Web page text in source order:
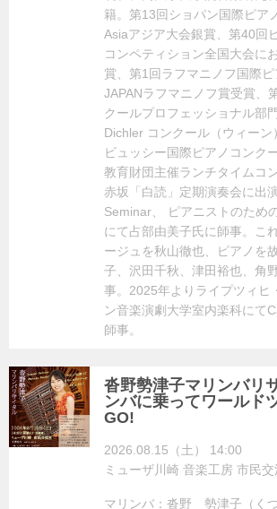
籍。第13回ショパン国際ピア
Asiaアジア大会銀賞、第40回
コンペティション全国大会に
賞、第1回ラフマニノフ国際
JAPANラフマニノフ賞受賞、
クールプロフェッショナル部
Dichler コンクール（ウィーン
ビュッシー国際ピアノコンク
教育財団主催ランチタイムコ
赤坂「白読」定期演奏会に出
Seminar、 ピアニストのため
にて占部由美子氏に師事。こ
ージュを秋山徹也、ピアノを
子、沢田千秋、津田裕也、角
事。2025年よりライプツィヒ
ン音楽演劇大学室内楽科にて
師事。
沓野勢津子マリンバリ
ンバに乗ってワールド
GO!
2026.08.15（土） 14:00
ミューザ川崎 音楽工房 市民交
マリンバ：沓野 勢津子（く